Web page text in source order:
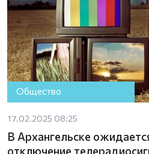
Общество
17.02.2025 08:25
В Архангельске
отключение